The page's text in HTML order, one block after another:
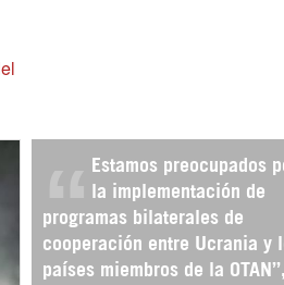
Estamos preocupados
la implementación de
programas bilaterales de
cooperación entre Ucrania y
países miembros de la OTAN”,